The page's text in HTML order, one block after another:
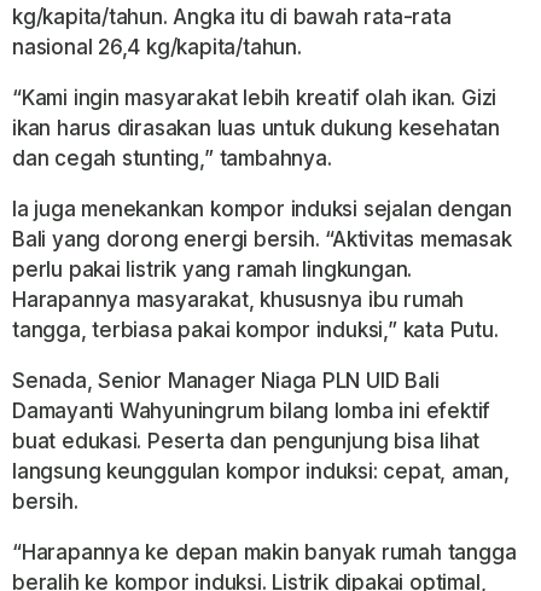
kg/kapita/tahun. Angka itu di bawah rata-rata
nasional 26,4 kg/kapita/tahun.
“Kami ingin masyarakat lebih kreatif olah ikan. Gizi
ikan harus dirasakan luas untuk dukung kesehatan
dan cegah stunting,” tambahnya.
Ia juga menekankan kompor induksi sejalan dengan
Bali yang dorong energi bersih. “Aktivitas memasak
perlu pakai listrik yang ramah lingkungan.
Harapannya masyarakat, khususnya ibu rumah
tangga, terbiasa pakai kompor induksi,” kata Putu.
Senada, Senior Manager Niaga PLN UID Bali
Damayanti Wahyuningrum bilang lomba ini efektif
buat edukasi. Peserta dan pengunjung bisa lihat
langsung keunggulan kompor induksi: cepat, aman,
bersih.
“Harapannya ke depan makin banyak rumah tangga
beralih ke kompor induksi. Listrik dipakai optimal,